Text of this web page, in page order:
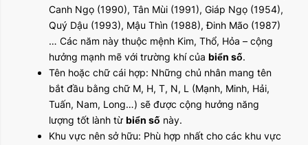
Canh Ngọ (1990), Tân Mùi (1991), Giáp Ngọ (1954),
Quý Dậu (1993), Mậu Thìn (1988), Đinh Mão (1987)
… Các năm này thuộc mệnh Kim, Thổ, Hỏa – cộng
hưởng mạnh mẽ với trường khí của biển số.
Tên hoặc chữ cái hợp: Những chủ nhân mang tên
bắt đầu bằng chữ M, H, T, N, L (Mạnh, Minh, Hải,
Tuấn, Nam, Long…) sẽ được cộng hưởng năng
lượng tốt lành từ biển số này.
Khu vực nên sở hữu: Phù hợp nhất cho các khu vực